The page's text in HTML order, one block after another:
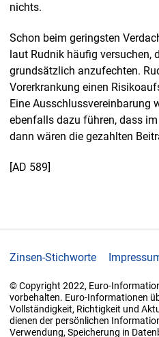
nichts.
Schon beim geringsten
laut Rudnik häufig versuchen,
grundsätzlich anzufechten.
Vorerkrankung einen
Eine Ausschlussvereinbarung
ebenfalls dazu führen, dass
dann wären die gezahlten
[AD 589]
Zinsen-Stichworte
© Copyright 2022, Euro-
vorbehalten. Euro-Informationen
Vollständigkeit, Richtigkeit und
dienen der persönlichen
Verwendung, Speicherung in